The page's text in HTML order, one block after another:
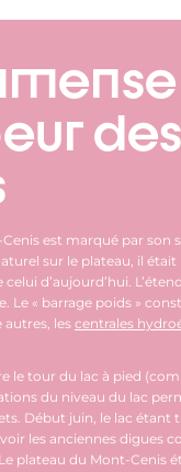
des
est marqué par son
sur le plateau, il était
d’aujourd’hui.
Le « barrage poids »
autres, les centrales
le tour du lac à pied
du niveau du lac
Début juin, le lac étant
les anciennes digues
Le plateau du Mont-Cenis